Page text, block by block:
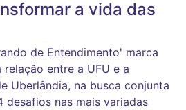
a vida das
de Entendimento' marca
entre a UFU e a
Uberlândia, na busca conjunta
desafios nas mais variadas